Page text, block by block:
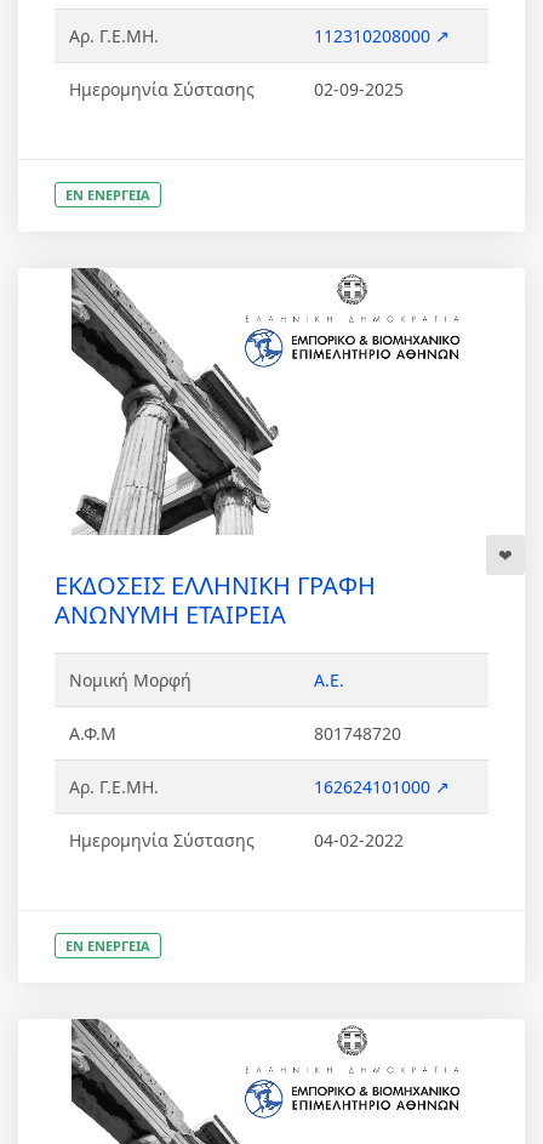
Αρ. Γ.Ε.ΜΗ. 112310208000 ↗
Ημερομηνία Σύστασης 02-09-2025
ΕΝ ΕΝΕΡΓΕΙΑ
ΕΚΔΟΣΕΙΣ ΕΛΛΗΝΙΚΗ ΓΡΑΦΗ
ΑΝΩΝΥΜΗ ΕΤΑΙΡΕΙΑ
Νομική Μορφή Α.Ε.
Α.Φ.Μ 801748720
Αρ. Γ.Ε.ΜΗ. 162624101000 ↗
Ημερομηνία Σύστασης 04-02-2022
ΕΝ ΕΝΕΡΓΕΙΑ